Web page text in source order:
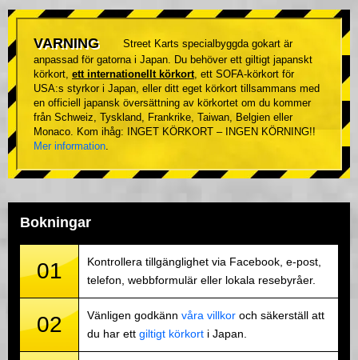
VARNING
Street Karts specialbyggda gokart är
anpassad för gatorna i Japan. Du behöver ett giltigt japanskt
körkort, ett internationellt körkort, ett SOFA-körkort för
USA:s styrkor i Japan, eller ditt eget körkort tillsammans med
en officiell japansk översättning av körkortet om du kommer
från Schweiz, Tyskland, Frankrike, Taiwan, Belgien eller
Monaco. Kom ihåg: INGET KÖRKORT – INGEN KÖRNING!!
Mer information.
Bokningar
01
Kontrollera tillgänglighet via Facebook, e-post,
telefon, webbformulär eller lokala resebyråer.
02 Vänligen godkänn våra villkor och säkerställ att
du har ett giltigt körkort i Japan.